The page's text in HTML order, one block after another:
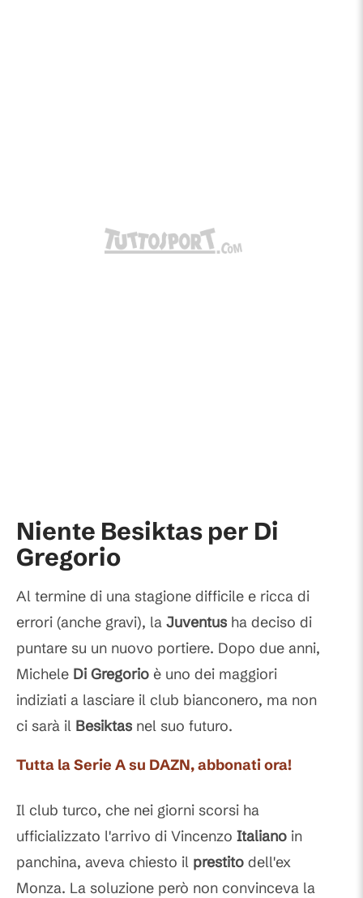
Niente Besiktas per Di
Gregorio
Al termine di una stagione difficile e ricca di
errori (anche gravi), la Juventus ha deciso di
puntare su un nuovo portiere. Dopo due anni,
Michele Di Gregorio è uno dei maggiori
indiziati a lasciare il club bianconero, ma non
ci sarà il Besiktas nel suo futuro.
Tutta la Serie A su DAZN, abbonati ora!
Il club turco, che nei giorni scorsi ha
ufficializzato l'arrivo di Vincenzo Italiano in
panchina, aveva chiesto il prestito dell'ex
Monza. La soluzione però non convinceva la